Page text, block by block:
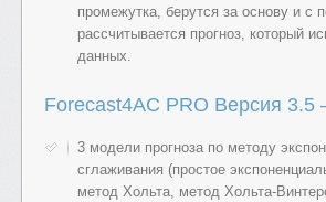
промежутка, берутся за основу и с
рассчитывается прогноз, который
данных.
Forecast4AC PRO Версия
3 модели прогноза по методу
сглаживания (простое
метод Хольта, метод Хольта-